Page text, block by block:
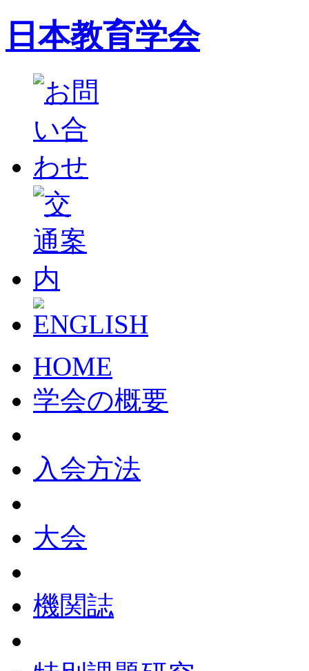
日本教育学会
HOME
学会の概要
入会方法
大会
機関誌